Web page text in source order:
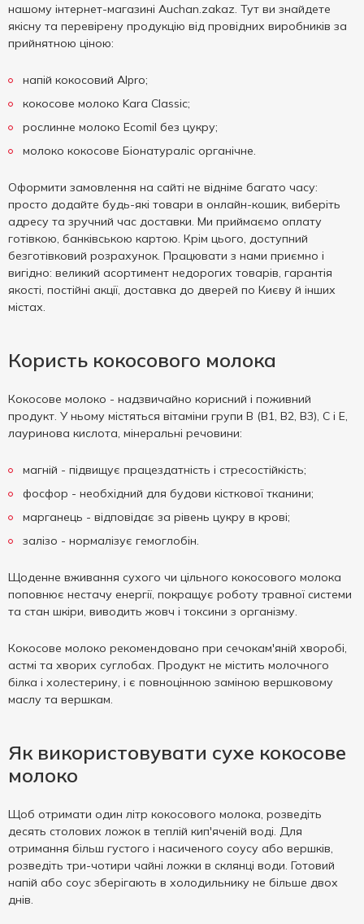
нашому інтернет-магазині Auchan.zakaz. Тут ви знайдете
якісну та перевірену продукцію від провідних виробників за
прийнятною ціною:
напій кокосовий Alpro;
кокосове молоко Kara Classic;
рослинне молоко Ecomil без цукру;
молоко кокосове Біонатураліс органічне.
Оформити замовлення на сайті не відніме багато часу:
просто додайте будь-які товари в онлайн-кошик, виберіть
адресу та зручний час доставки. Ми приймаємо оплату
готівкою, банківською картою. Крім цього, доступний
безготівковий розрахунок. Працювати з нами приємно і
вигідно: великий асортимент недорогих товарів, гарантія
якості, постійні акції, доставка до дверей по Києву й інших
містах.
Користь кокосового молока
Кокосове молоко - надзвичайно корисний і поживний
продукт. У ньому містяться вітаміни групи В (В1, В2, В3), С і Е,
лауринова кислота, мінеральні речовини:
магній - підвищує працездатність і стресостійкість;
фосфор - необхідний для будови кісткової тканини;
марганець - відповідає за рівень цукру в крові;
залізо - нормалізує гемоглобін.
Щоденне вживання сухого чи цільного кокосового молока
поповнює нестачу енергії, покращує роботу травної системи
та стан шкіри, виводить жовч і токсини з організму.
Кокосове молоко рекомендовано при сечокам'яній хворобі,
астмі та хворих суглобах. Продукт не містить молочного
білка і холестерину, і є повноцінною заміною вершковому
маслу та вершкам.
Як використовувати сухе кокосове
молоко
Щоб отримати один літр кокосового молока, розведіть
десять столових ложок в теплій кип'яченій воді. Для
отримання більш густого і насиченого соусу або вершків,
розведіть три-чотири чайні ложки в склянці води. Готовий
напій або соус зберігають в холодильнику не більше двох
днів.